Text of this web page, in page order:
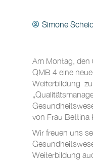
Simone
Am Montag, den
QMB 4 eine
Weiterbildung
von Frau Bettina
Wir freuen uns
Weiterbildung